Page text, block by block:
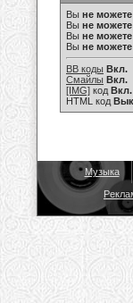
Вы не можете
Вы не можете
Вы не можете
Вы не можете
BB коды Вкл.
Смайлы Вкл.
[IMG] код Вкл.
HTML код
Музыка